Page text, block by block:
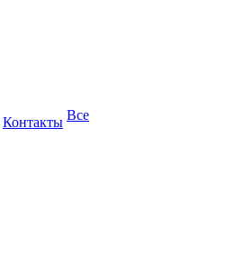
Контакты Все